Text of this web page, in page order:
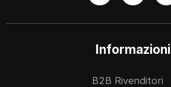
Informazioni
B2B Rivenditori